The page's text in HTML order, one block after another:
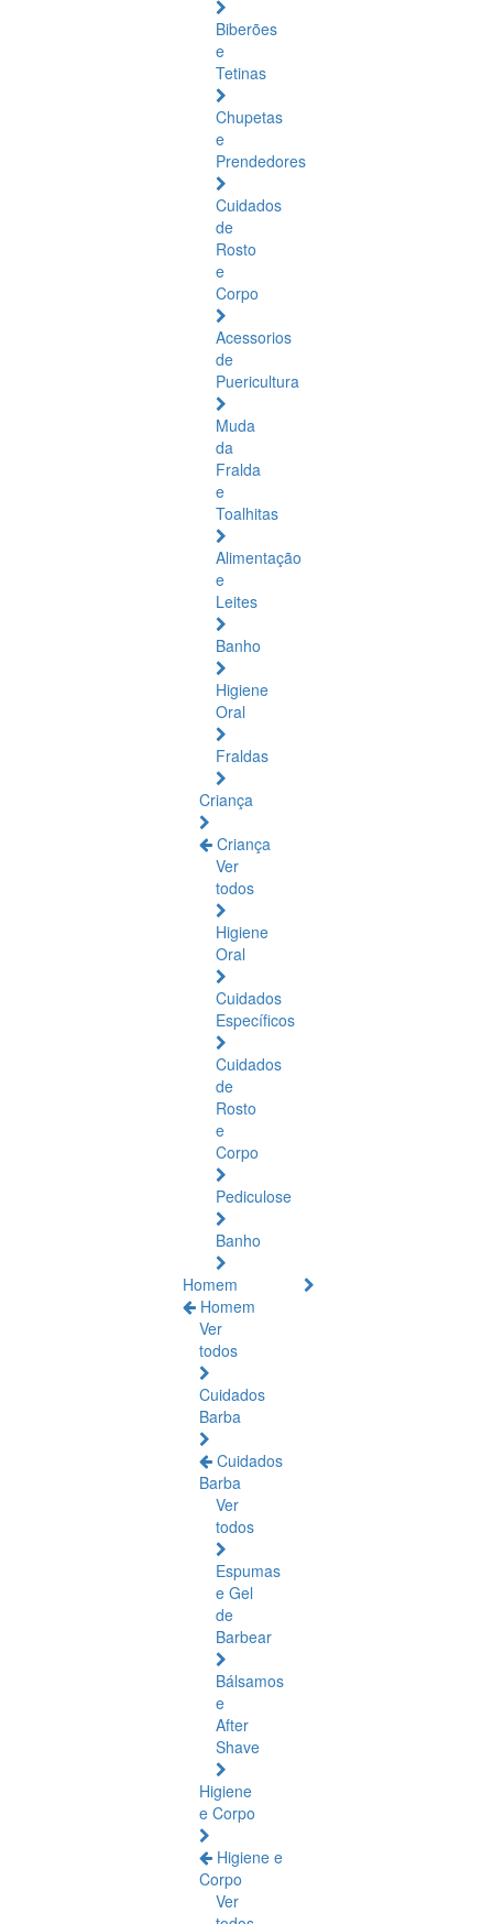
Biberões
e
Tetinas
Chupetas
e
Prendedores
Cuidados
de
Rosto
e
Corpo
Acessorios
de
Puericultura
Muda
da
Fralda
e
Toalhitas
Alimentação
e
Leites
Banho
Higiene
Oral
Fraldas
Criança
Criança
Ver
todos
Higiene
Oral
Cuidados
Específicos
Cuidados
de
Rosto
e
Corpo
Pediculose
Banho
Homem
Homem
Ver
todos
Cuidados
Barba
Cuidados
Barba
Ver
todos
Espumas
e Gel
de
Barbear
Bálsamos
e
After
Shave
Higiene
e Corpo
Higiene e
Corpo
Ver